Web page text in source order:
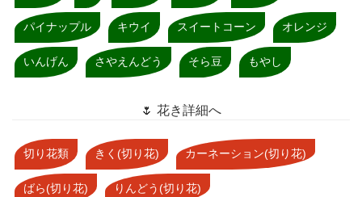
パイナップル キウイ スイートコーン オレンジ
いんげん さやえんどう そら豆 もやし
🌷 花き詳細へ
切り花類 きく(切り花) カーネーション(切り花)
ばら(切り花) りんどう(切り花)